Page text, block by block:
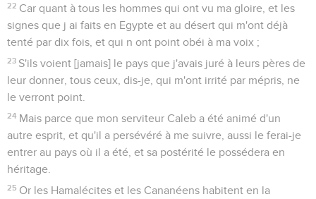
22 Car quant à tous les hommes qui ont vu ma gloire, et les
signes que j ai faits en Egypte et au désert qui m'ont déjà
tenté par dix fois, et qui n ont point obéi à ma voix ;
23 S'ils voient [jamais] le pays que j'avais juré à leurs pères de
leur donner, tous ceux, dis-je, qui m'ont irrité par mépris, ne
le verront point.
24 Mais parce que mon serviteur Caleb a été animé d'un
autre esprit, et qu'il a persévéré à me suivre, aussi le ferai-je
entrer au pays où il a été, et sa postérité le possédera en
héritage.
25 Or les Hamalécites et les Cananéens habitent en la